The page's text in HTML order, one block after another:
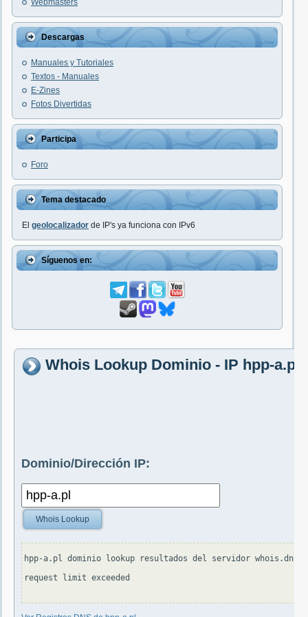
Webmasters
Descargas
Manuales y Tutoriales
Textos - Manuales
E-Zines
Fotos Divertidas
Participa
Foro
Tema destacado
El geolocalizador de IP's ya funciona con IPv6
Síguenos en:
Whois Lookup Dominio - IP hpp-a.pl
Dominio/Dirección IP:
Whois Lookup
hpp-a.pl dominio lookup resultados del servidor
request limit exceeded